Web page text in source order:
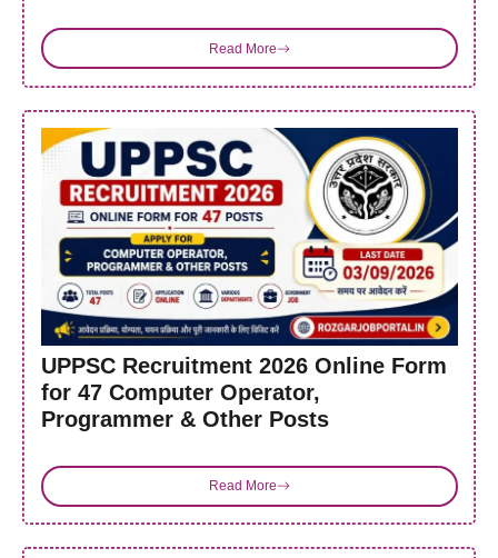
Read More
UPPSC Recruitment 2026 Online Form
for 47 Computer Operator,
Programmer & Other Posts
Read More